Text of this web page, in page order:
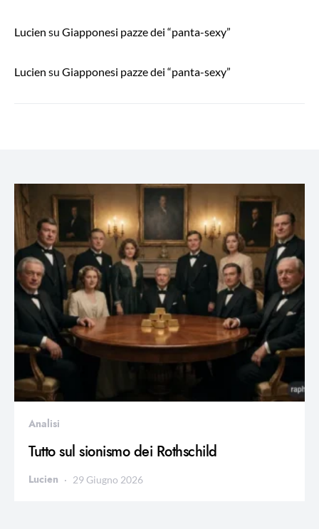
Lucien su Giapponesi pazze dei “panta-sexy”
Lucien su Giapponesi pazze dei “panta-sexy”
Analisi
Tutto sul sionismo dei Rothschild
Lucien 29 Giugno 2026